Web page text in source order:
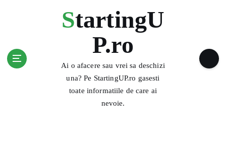
StartingU
P.ro
Ai o afacere sau vrei sa deschizi
una? Pe StartingUP.ro gasesti
toate informatiile de care ai
nevoie.